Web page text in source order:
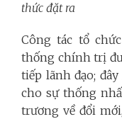
thức đặt ra
Công tác tổ
thống chính trị
tiếp lãnh đạo;
cho sự thống
trương về đổi